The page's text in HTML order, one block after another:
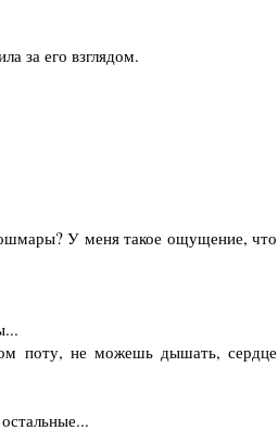
за его взглядом.
У меня такое ощущение, что
поту, не можешь дышать, сердце